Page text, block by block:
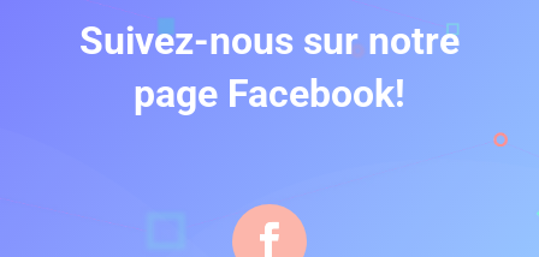
Suivez-nous sur notre
page Facebook!